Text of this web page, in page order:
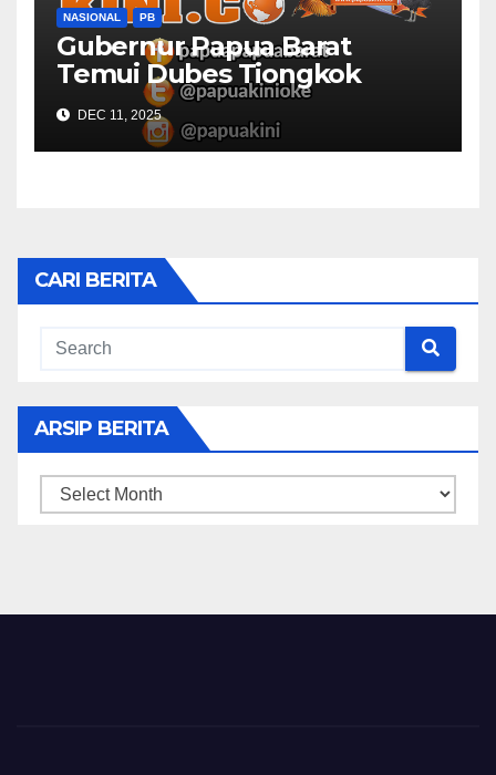
NASIONAL PB
Gubernur Papua Barat
Temui Dubes Tiongkok
Bahas Potensi Investasi
DEC 11, 2025
CARI BERITA
ARSIP BERITA
ARSIP